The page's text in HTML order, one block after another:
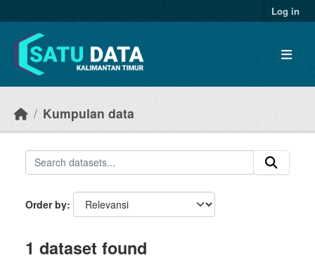
Log in
Kumpulan data
Order by
1 dataset found